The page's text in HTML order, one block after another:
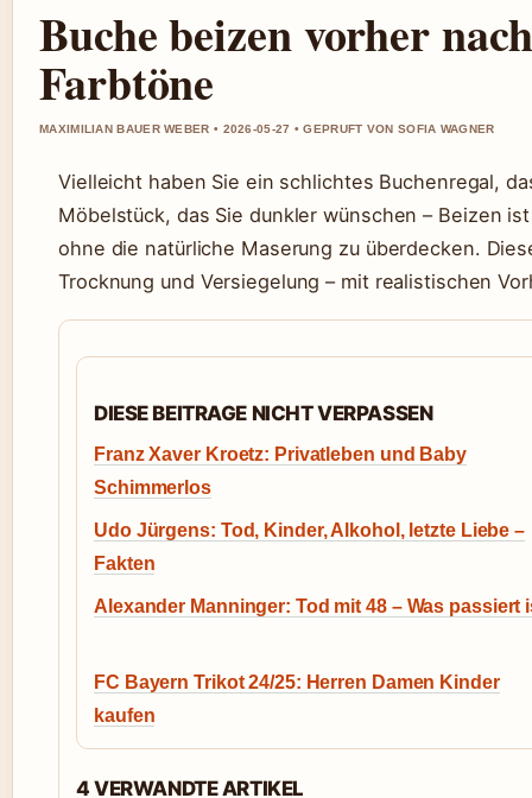
Buche beizen vorher
Farbtöne
MAXIMILIAN BAUER WEBER • 2026-05-27 • GEPRUFT VON SOFIA WAGNER
Vielleicht haben Sie ein schlichtes Buchenregal,
Möbelstück, das Sie dunkler wünschen – Beizen
ohne die natürliche Maserung zu überdecken.
Trocknung und Versiegelung – mit realistischen
DIESE BEITRAGE NICHT VERPASSEN
Franz Xaver Kroetz: Privatleben und Baby
Schimmerlos
Udo Jürgens: Tod, Kinder, Alkohol, letzte Liebe –
Fakten
Alexander Manninger: Tod mit 48 – Was passiert
FC Bayern Trikot 24/25: Herren Damen Kinder
kaufen
4 VERWANDTE ARTIKEL